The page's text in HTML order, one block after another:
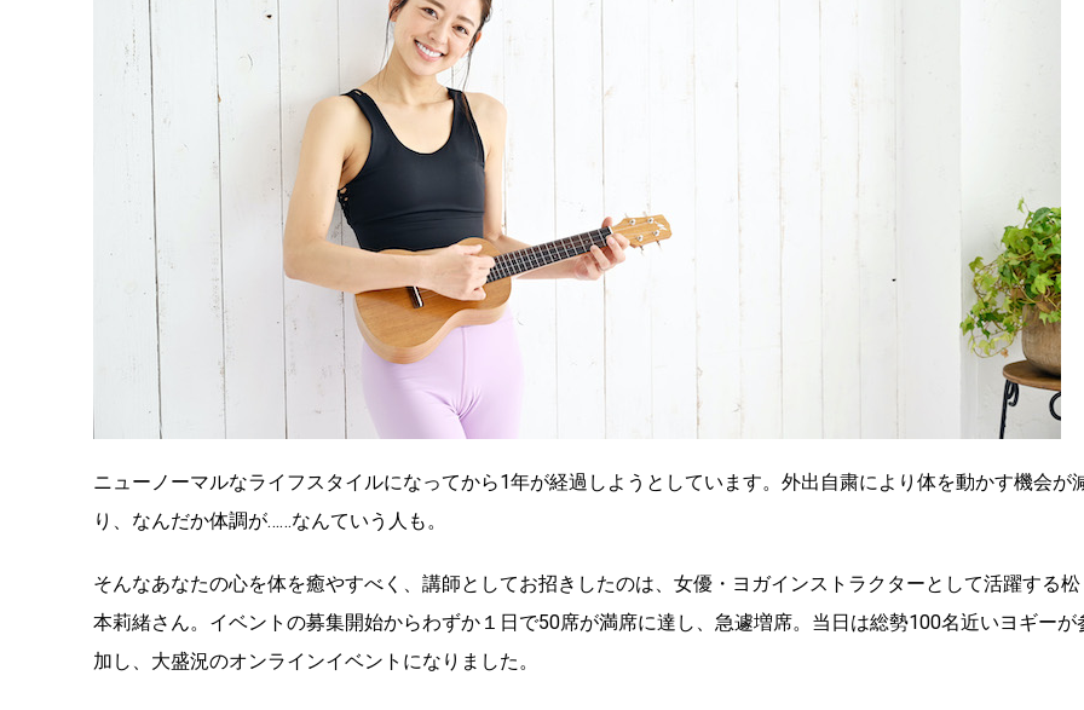
ニューノーマルなライフスタイルになってから1年が経過しようとしています。外出自粛により体を動かす機会が
り、なんだか体調が……なんていう人も。
そんなあなたの心を体を癒やすべく、講師としてお招きしたのは、女優・ヨガインストラクターとして活躍する松
本莉緒さん。イベントの募集開始からわずか１日で50席が満席に達し、急遽増席。当日は総勢100名近いヨギーが
加し、大盛況のオンラインイベントになりました。